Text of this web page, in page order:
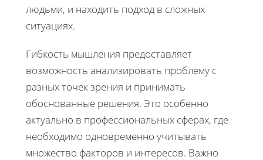
людьми, и находить подход в сложных
ситуациях.
Гибкость мышления предоставляет
возможность анализировать проблему с
разных точек зрения и принимать
обоснованные решения. Это особенно
актуально в профессиональных сферах, где
необходимо одновременно учитывать
множество факторов и интересов. Важно